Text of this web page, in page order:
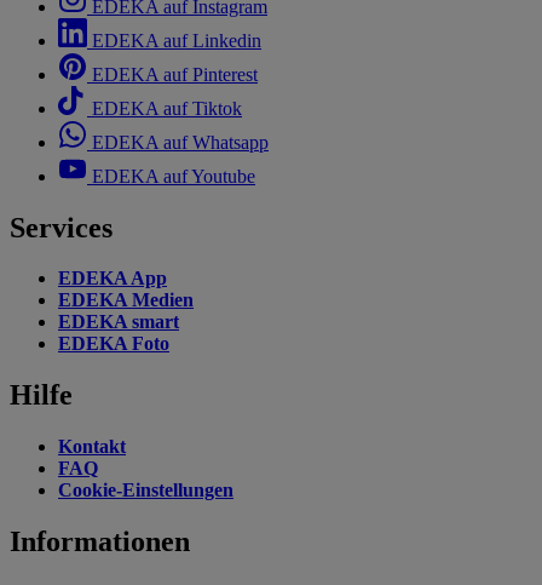
EDEKA auf Instagram
EDEKA auf Linkedin
EDEKA auf Pinterest
EDEKA auf Tiktok
EDEKA auf Whatsapp
EDEKA auf Youtube
Services
EDEKA App
EDEKA Medien
EDEKA smart
EDEKA Foto
Hilfe
Kontakt
FAQ
Cookie-Einstellungen
Informationen